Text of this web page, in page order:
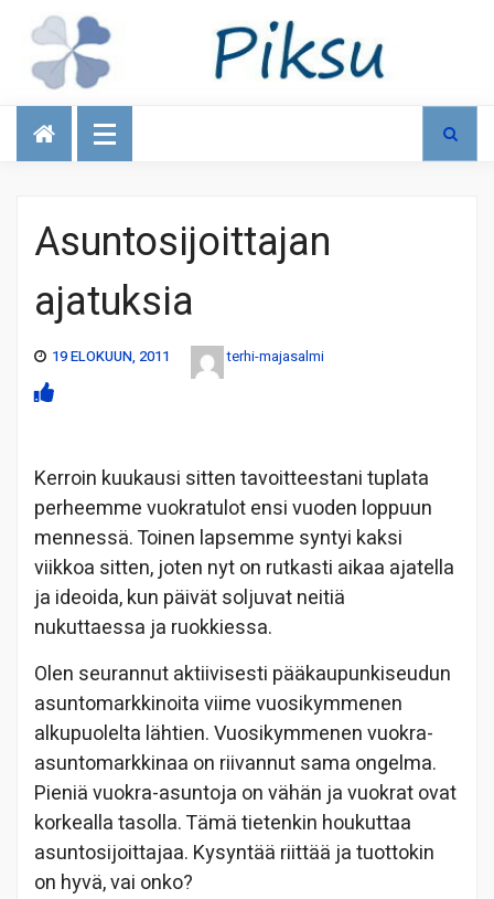
Talous
Asuntosijoittajan
ajatuksia
19 ELOKUUN, 2011 terhi-majasalmi
Kerroin kuukausi sitten tavoitteestani tuplata
perheemme vuokratulot ensi vuoden loppuun
mennessä. Toinen lapsemme syntyi kaksi
viikkoa sitten, joten nyt on rutkasti aikaa ajatella
ja ideoida, kun päivät soljuvat neitiä
nukuttaessa ja ruokkiessa.
Olen seurannut aktiivisesti pääkaupunkiseudun
asuntomarkkinoita viime vuosikymmenen
alkupuolelta lähtien. Vuosikymmenen vuokra-
asuntomarkkinaa on riivannut sama ongelma.
Pieniä vuokra-asuntoja on vähän ja vuokrat ovat
korkealla tasolla. Tämä tietenkin houkuttaa
asuntosijoittajaa. Kysyntää riittää ja tuottokin
on hyvä, vai onko?